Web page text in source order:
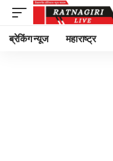
ब्रेकिंग न्यूज महाराष्ट्र